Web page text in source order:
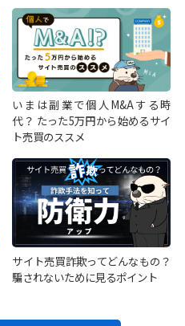
いまは副業で個人M&Aする時
代？ たった5万円から始めるサイ
ト売買のススメ
サイト売買詐欺ってどんなもの？
騙されないために見るポイント